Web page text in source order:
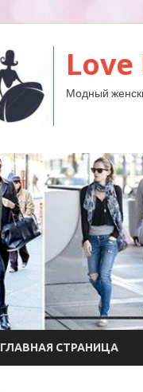
Love
Модный
ГЛАВНАЯ СТРАНИЦА